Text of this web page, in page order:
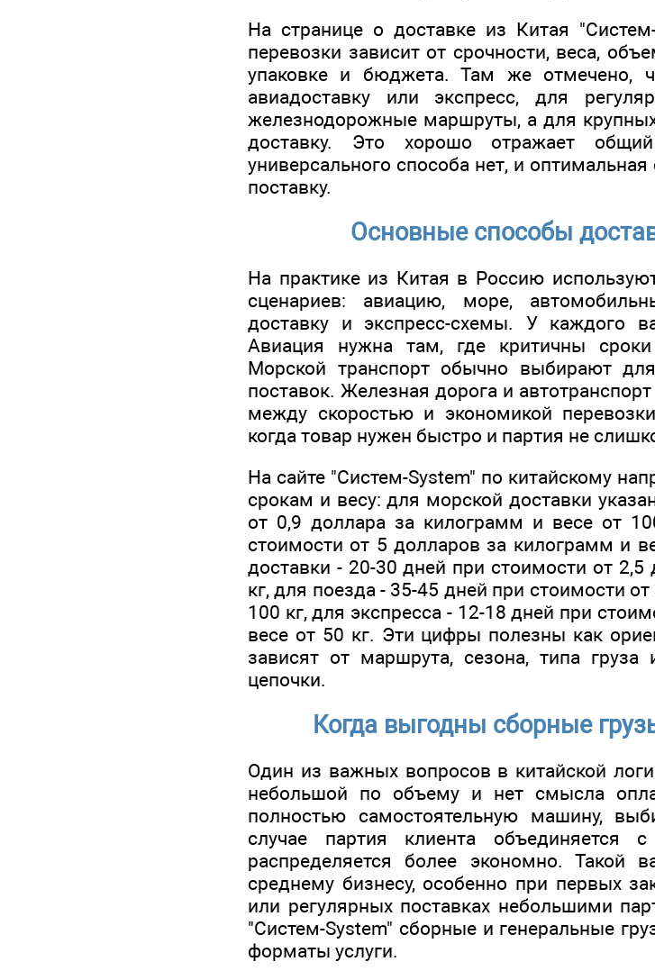
На странице о доставке из Китая
перевозки зависит от срочности, веса,
упаковке и бюджета. Там же отмечено,
авиадоставку или экспресс, для
железнодорожные маршруты, а для
доставку. Это хорошо отражает
универсального способа нет, и
поставку.
Основные способы
На практике из Китая в Россию
сценариев: авиацию, море,
доставку и экспресс-схемы. У каждого
Авиация нужна там, где критичны
Морской транспорт обычно выбирают
поставок. Железная дорога и
между скоростью и экономикой
когда товар нужен быстро и партия не
На сайте "Систем-System" по китайскому
срокам и весу: для морской доставки
от 0,9 доллара за килограмм и весе от
стоимости от 5 долларов за килограмм и
доставки - 20-30 дней при стоимости от
кг, для поезда - 35-45 дней при стоимости
100 кг, для экспресса - 12-18 дней при
весе от 50 кг. Эти цифры полезны как
зависят от маршрута, сезона, типа груза
цепочки.
Когда выгодны сборные
Один из важных вопросов в китайской
небольшой по объему и нет смысла
полностью самостоятельную машину,
случае партия клиента объединяется
распределяется более экономно. Такой
среднему бизнесу, особенно при первых
или регулярных поставках небольшими
"Систем-System" сборные и генеральные
форматы услуги.